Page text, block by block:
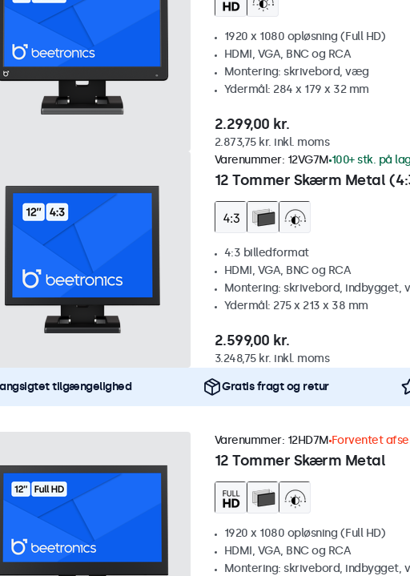
1920 x 1080 opløsning (Full HD)
HDMI, VGA, BNC og RCA
Montering: skrivebord, væg
Ydermål: 284 x 179 x 32 mm
2.299,00 kr.
2.873,75 kr. inkl. moms
12 Tommer Skærm Metal
Varenummer: 12VG7M 100+ stk. på
4:3 billedformat
HDMI, VGA, BNC og RCA
Montering: skrivebord, indbygget,
Ydermål: 275 x 213 x 38 mm
2.599,00 kr.
3.248,75 kr. inkl. moms
tilgængelighed Gratis fragt og retur
12 Tommer Skærm Metal
Varenummer: 12HD7M Forventet
1920 x 1080 opløsning (Full HD)
HDMI, VGA, BNC og RCA
Montering: skrivebord, indbygget,